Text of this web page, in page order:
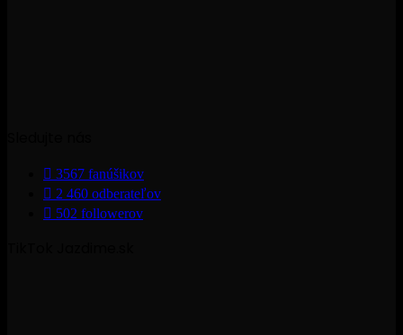
3567 fanúšikov
2 460 odberateľov
502 followerov